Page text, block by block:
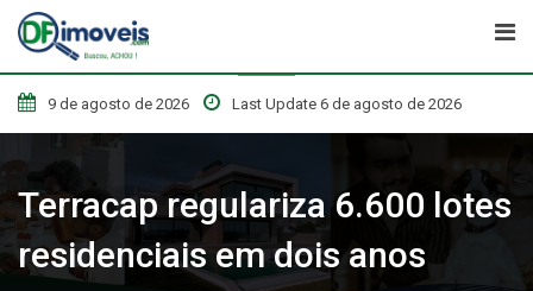
Skip
content
9 de agosto de 2026 Last Update 6 de agosto de 2026
Terracap regulariza 6.600 lotes
residenciais em dois anos